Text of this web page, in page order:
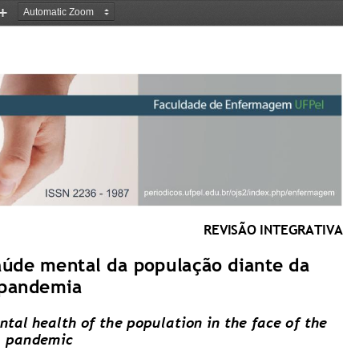
Zoom
REVISÃO INTEGRATIVA
mental da população diante da
health of the population in the face of the
pandemic